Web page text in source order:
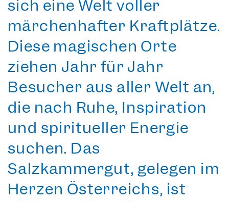
sich eine Welt voller
märchenhafter Kraftplätze.
Diese magischen Orte
ziehen Jahr für Jahr
Besucher aus aller Welt an,
die nach Ruhe, Inspiration
und spiritueller Energie
suchen. Das
Salzkammergut, gelegen im
Herzen Österreichs, ist